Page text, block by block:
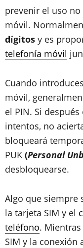
prevenir el uso
móvil.
dígitos y es
telefonía móvil
Cuando
móvil,
el PIN. Si
intentos, no
bloqueará
PUK (Personal
desbloquearse.
Algo que siempre
la tarjeta SIM y el
teléfono.
SIM y la conexión